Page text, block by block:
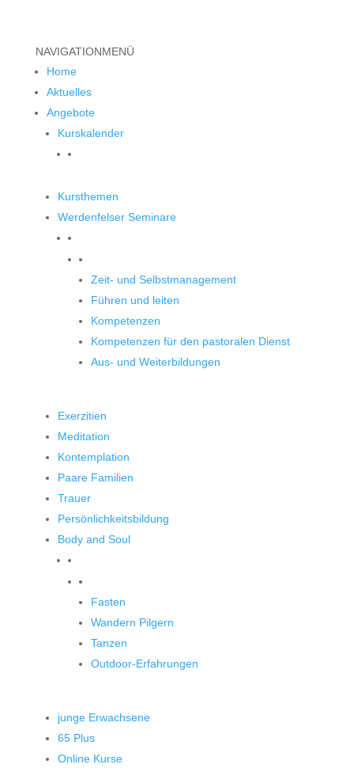
NAVIGATIONMENÜ
Home
Aktuelles
Angebote
Kurskalender
Kursthemen
Werdenfelser Seminare
Zeit- und Selbstmanagement
Führen und leiten
Kompetenzen
Kompetenzen für den pastoralen Dienst
Aus- und Weiterbildungen
Exerzitien
Meditation
Kontemplation
Paare Familien
Trauer
Persönlichkeitsbildung
Body and Soul
Fasten
Wandern Pilgern
Tanzen
Outdoor-Erfahrungen
junge Erwachsene
65 Plus
Online Kurse